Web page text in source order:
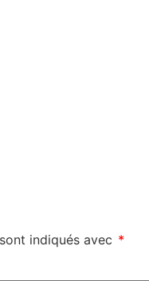
indiqués avec *